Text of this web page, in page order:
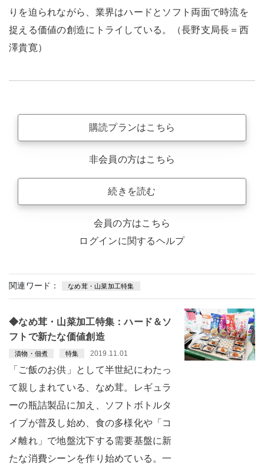
りを迫られながら、業界はハードとソフト両面で時流を
捉える価値の創造にトライしている。（長野支局長＝西
澤貴寛）
購読プランはこちら
非会員の方はこちら
続きを読む
会員の方はこちら
ログインに関するヘルプ
関連ワード： なめ茸・山菜加工特集
◆なめ茸・山菜加工特集：ハード＆ソ
フトで新たな価値創造
漬物・佃煮 特集 2019.11.01
「ご飯のお供」として半世紀にわたっ
て親しまれている、なめ茸。レギュラ
ーの瓶詰製品に加え、ソフトボトルタ
イプが普及し始め、食の多様化や「コ
メ離れ」で地盤沈下する需要基盤に新
たな消費シーンを作り始めている。一